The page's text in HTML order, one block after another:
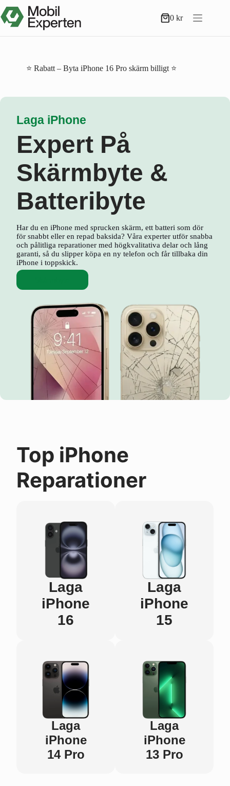
till
innehåll
Varukorg
0kr
⭐ Rabatt – Byta iPhone 16 Pro skärm billigt ⭐
Laga iPhone
Expert På
Skärmbyte &
Batteribyte
Har du en iPhone med sprucken skärm, ett batteri som dör
för snabbt eller en repad baksida? Våra experter utför snabba
och pålitliga reparationer med högkvalitativa delar och lång
garanti, så du slipper köpa en ny telefon och får tillbaka din
iPhone i toppskick.
Top iPhone
Reparationer
Laga
iPhone
16
Laga
iPhone
15
Laga
iPhone
14 Pro
Laga
iPhone
13 Pro